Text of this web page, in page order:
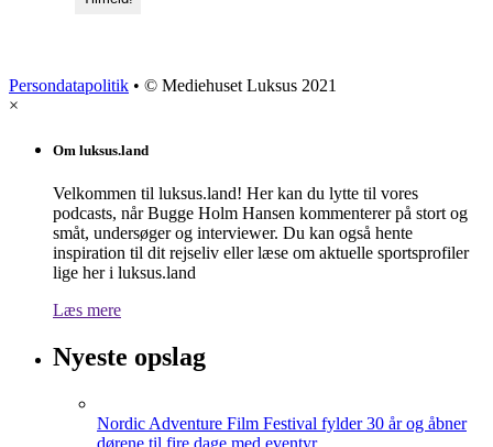
Persondatapolitik • © Mediehuset Luksus 2021
×
Om luksus.land
Velkommen til luksus.land! Her kan du lytte til vores
podcasts, når Bugge Holm Hansen kommenterer på stort og
småt, undersøger og interviewer. Du kan også hente
inspiration til dit rejseliv eller læse om aktuelle sportsprofiler
lige her i luksus.land
Læs mere
Nyeste opslag
Nordic Adventure Film Festival fylder 30 år og åbner
dørene til fire dage med eventyr